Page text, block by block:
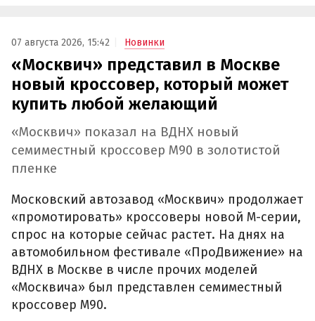
07 августа 2026, 15:42 Новинки
«Москвич» представил в Москве
новый кроссовер, который может
купить любой желающий
«Москвич» показал на ВДНХ новый
семиместный кроссовер М90 в золотистой
пленке
Московский автозавод «Москвич» продолжает
«промотировать» кроссоверы новой М-серии,
спрос на которые сейчас растет. На днях на
автомобильном фестивале «ПроДвижение» на
ВДНХ в Москве в числе прочих моделей
«Москвича» был представлен семиместный
кроссовер М90.